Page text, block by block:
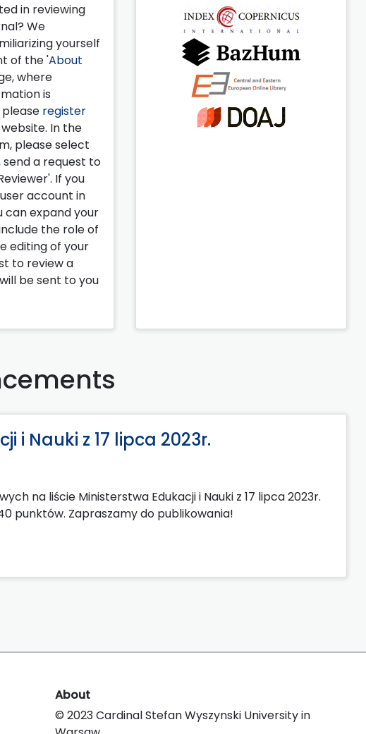
in reviewing
We
yourself
of the 'About
where
is
please register
In the
please select
send a request to
If you
account in
can expand your
the role of
editing of your
to review a
be sent to you
i Nauki z 17 lipca 2023r.
na liście Ministerstwa Edukacji i Nauki z 17 lipca 2023r.
punktów. Zapraszamy do publikowania!
About
© 2023 Cardinal Stefan Wyszynski University in